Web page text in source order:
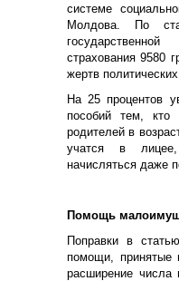
системе
Молдова. По
страхования 9580
жертв
На 25 процентов
пособий тем, кто
родителей в
учатся в
начисляться даже
Помощь
Поправки в
помощи, принятые
расширение числа